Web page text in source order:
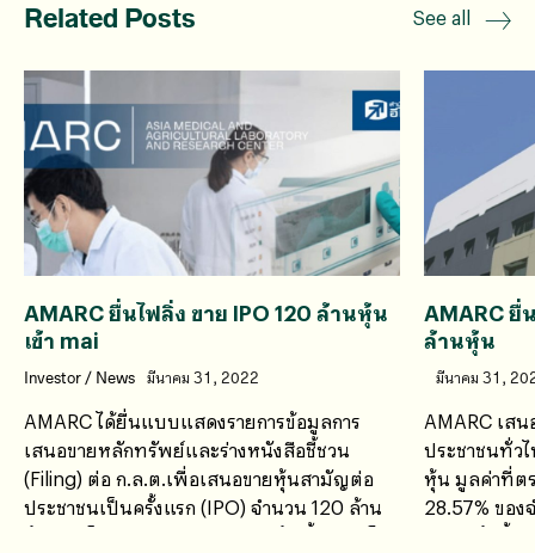
Related Posts See all
AMARC ยื่นไฟลิ่ง ขาย IPO 120 ล้านหุ้น
เข้า mai
Investor/ News มีนาคม 31, 2022
AMARC ได้ยื่นแบบแสดงรายการข้อมูลการ
เสนอขายหลักทรัพย์และร่างหนังสือชี้ชวน
(Filing) ต่อ ก.ล.ต.เพื่อเสนอขายหุ้นสามัญต่อ
ประชาชนเป็นครั้งแรก (IPO) จำนวน 120 ล้าน
หุ้น คิดเป็น 28.57% ของจำนวนหุ้นทั้งหมด โดย
AMARC ยื่
ล้านหุ้น
มีนาคม 31,
AMARC เส
ประชาชนทั่ว
หุ้น มูลค่าที่ต
28.57% ขอ
ชำระแล้วทั้